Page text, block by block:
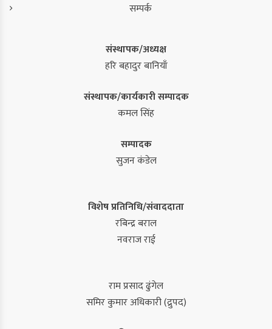
सम्पर्क
संस्थापक/अध्यक्ष
हरि बहादुर बानियाँ
संस्थापक/कार्यकारी सम्पादक
कमल सिंह
सम्पादक
सुजन कंडेल
विशेष प्रतिनिधि/संवाददाता
रबिन्द्र बराल
नवराज राई
राम प्रसाद ढुंगेल
समिर कुमार अधिकारी (द्रुपद)